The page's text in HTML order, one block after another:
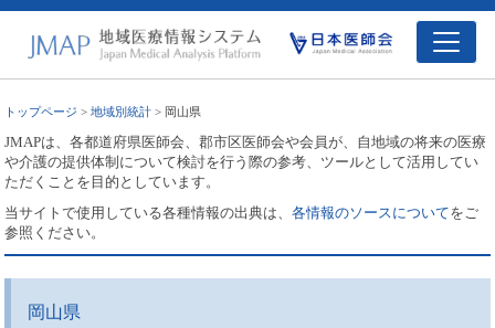
トップページ >地域別統計 > 岡山県
JMAPは、各都道府県医師会、郡市区医師会や会員が、自地域の将来の医療
や介護の提供体制について検討を行う際の参考、ツールとして活用してい
ただくことを目的としています。
当サイトで使用している各種情報の出典は、各情報のソースについてをご
参照ください。
岡山県